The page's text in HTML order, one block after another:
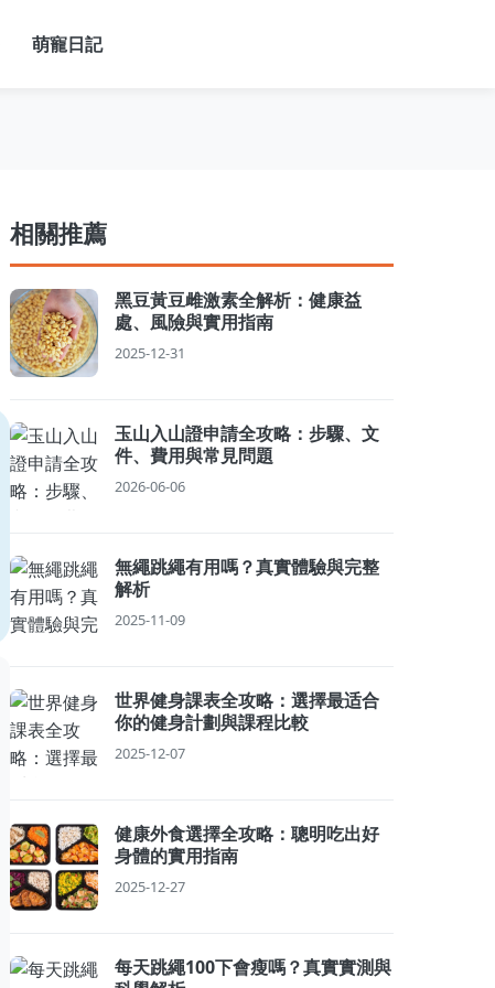
萌寵日記
相關推薦
黑豆黃豆雌激素全解析：健康益
處、風險與實用指南
2025-12-31
玉山入山證申請全攻略：步驟、文
件、費用與常見問題
2026-06-06
無繩跳繩有用嗎？真實體驗與完整
解析
2025-11-09
世界健身課表全攻略：選擇最适合
你的健身計劃與課程比較
2025-12-07
健康外食選擇全攻略：聰明吃出好
身體的實用指南
2025-12-27
每天跳繩100下會瘦嗎？真實實測與